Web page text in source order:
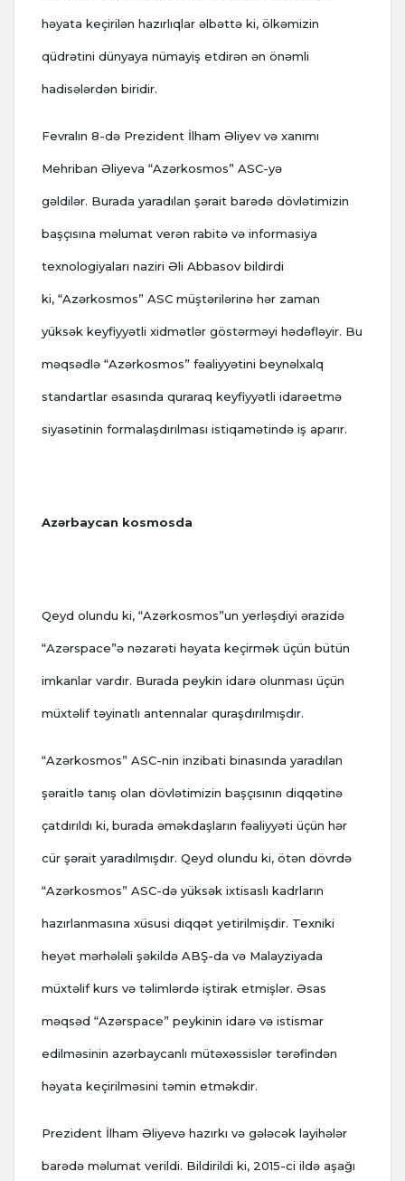
həyata keçirilən hazırlıqlar əlbəttə ki, ölkəmizin
qüdrətini dünyaya nümayiş etdirən ən önəmli
hadisələrdən biridir.
Fevralın 8-də Prezident İlham Əliyev və xanımı
Mehriban Əliyeva “Azərkosmos” ASC-yə
gəldilər. Burada yaradılan şərait barədə dövlətimizin
başçısına məlumat verən rabitə və informasiya
texnologiyaları naziri Əli Abbasov bildirdi
ki, “Azərkosmos” ASC müştərilərinə hər zaman
yüksək keyfiyyətli xidmətlər göstərməyi hədəfləyir. Bu
məqsədlə “Azərkosmos” fəaliyyətini beynəlxalq
standartlar əsasında quraraq keyfiyyətli idarəetmə
siyasətinin formalaşdırılması istiqamətində iş aparır.
Azərbaycan kosmosda
Qeyd olundu ki, “Azərkosmos”un yerləşdiyi ərazidə
“Azərspace”ə nəzarəti həyata keçirmək üçün bütün
imkanlar vardır. Burada peykin idarə olunması üçün
müxtəlif təyinatlı antennalar quraşdırılmışdır.
“Azərkosmos” ASC-nin inzibati binasında yaradılan
şəraitlə tanış olan dövlətimizin başçısının diqqətinə
çatdırıldı ki, burada əməkdaşların fəaliyyəti üçün hər
cür şərait yaradılmışdır. Qeyd olundu ki, ötən dövrdə
“Azərkosmos” ASC-də yüksək ixtisaslı kadrların
hazırlanmasına xüsusi diqqət yetirilmişdir. Texniki
heyət mərhələli şəkildə ABŞ-da və Malayziyada
müxtəlif kurs və təlimlərdə iştirak etmişlər. Əsas
məqsəd “Azərspace” peykinin idarə və istismar
edilməsinin azərbaycanlı mütəxəssislər tərəfindən
həyata keçirilməsini təmin etməkdir.
Prezident İlham Əliyevə hazırkı və gələcək layihələr
barədə məlumat verildi. Bildirildi ki, 2015-ci ildə aşağı